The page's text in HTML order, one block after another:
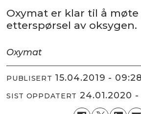
Oxymat er klar til å
etterspørsel av oksygen.
Oxymat
PUBLISERT 15.04.2019 - 09:28
SIST OPPDATERT 24.01.2020